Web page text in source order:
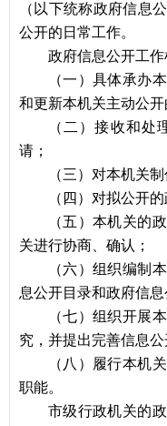
（以下统称政府信息
公开的日常工作。
政府信息公开工作
（一）具体承办
和更新本机关主动公开
（二）接收和处
请；
（三）对本机关
（四）对拟公开
（五）本机关的
关进行协商、确认；
（六）组织编制
息公开目录和政府信息
（七）组织开展
究，并提出完善信息
（八）履行本机
职能。
市级行政机关的